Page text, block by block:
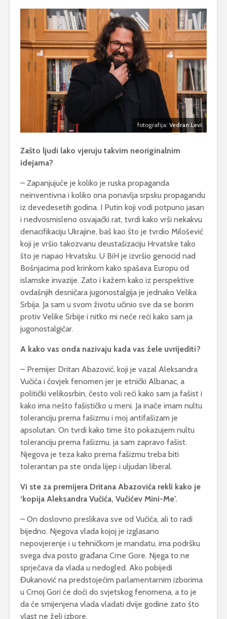
fotografija: Vedran Levi
Zašto ljudi lako vjeruju takvim neoriginalnim
idejama?
– Zapanjujuće je koliko je ruska propaganda
neinventivna i koliko ona ponavlja srpsku propagandu
iz devedesetih godina. I Putin koji vodi potpuno jasan
i nedvosmisleno osvajački rat, tvrdi kako vrši nekakvu
denacifikaciju Ukrajine, baš kao što je tvrdio Milošević
koji je vršio takozvanu deustašizaciju Hrvatske tako
što je napao Hrvatsku. U BiH je izvršio genocid nad
Bošnjacima pod krinkom kako spašava Europu od
islamske invazije. Zato i kažem kako iz perspektive
ovdašnjih desničara jugonostalgija je jednako Velika
Srbija. Ja sam u svom životu učinio sve da se borim
protiv Velike Srbije i nitko mi neće reći kako sam ja
jugonostalgičar.
A kako vas onda nazivaju kada vas žele uvrijediti?
– Premijer Dritan Abazović, koji je vazal Aleksandra
Vučića i čovjek fenomen jer je etnički Albanac, a
politički velikosrbin, često voli reći kako sam ja fašist i
kako ima nešto fašističko u meni. Ja inače imam nultu
toleranciju prema fašizmu i moj antifašizam je
apsolutan. On tvrdi kako time što pokazujem nultu
toleranciju prema fašizmu, ja sam zapravo fašist.
Njegova je teza kako prema fašizmu treba biti
tolerantan pa ste onda lijep i uljudan liberal.
Vi ste za premijera Dritana Abazovića rekli kako je
‘kopija Aleksandra Vučića, Vučićev Mini-Me’.
– On doslovno preslikava sve od Vučića, ali to radi
bijedno. Njegova vlada kojoj je izglasano
nepovjerenje i u tehničkom je mandatu, ima podršku
svega dva posto građana Crne Gore. Njega to ne
sprječava da vlada u nedogled. Ako pobijedi
Đukanović na predstojećim parlamentarnim izborima
u Crnoj Gori će doći do svjetskog fenomena, a to je
da će smijenjena vlada vladati dvije godine zato što
vlast ne želi izbore.